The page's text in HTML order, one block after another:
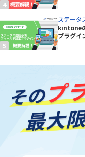
ステータ
kintone
プラグイ